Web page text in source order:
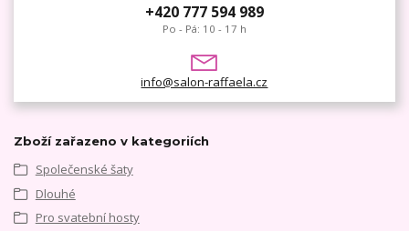
+420 777 594 989
Po - Pá: 10 - 17 h
info@salon-raffaela.cz
Zboží zařazeno v kategoriích
Společenské šaty
Dlouhé
Pro svatební hosty